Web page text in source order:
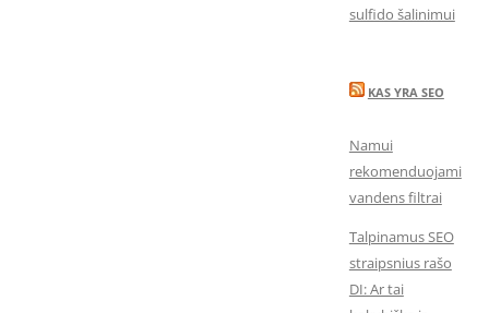
sulfido šalinimui
KAS YRA SEO
Namui
rekomenduojami
vandens filtrai
Talpinamus SEO
straipsnius rašo
DI: Ar tai